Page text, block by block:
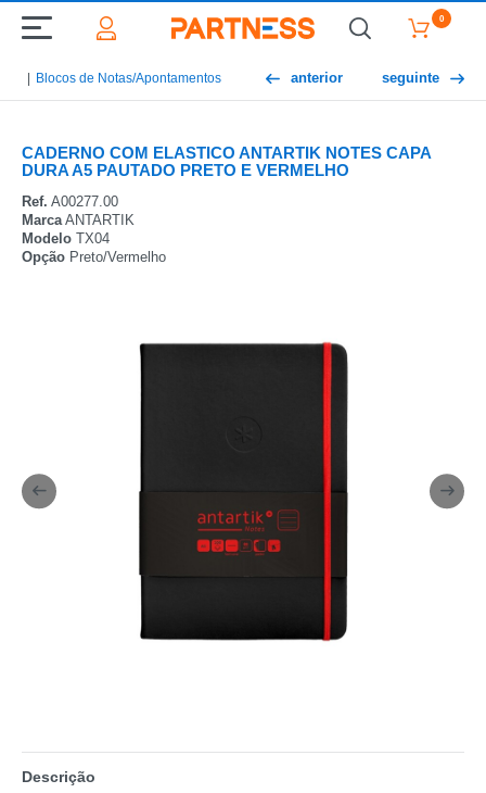
0
Blocos de Notas/Apontamentos anterior seguinte
CADERNO COM ELASTICO ANTARTIK NOTES CAPA
DURA A5 PAUTADO PRETO E VERMELHO
Ref. A00277.00
MarcaANTARTIK
Modelo TX04
Opção Preto/Vermelho
Descrição